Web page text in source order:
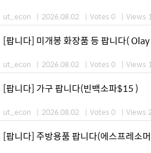
ut_econ | 2026.08.02 | Votes 0 | Views
[팝니다] 미개봉 화장품 등 팝니다(
ut_econ | 2026.08.02 | Votes 0 | Views
[팝니다] 가구 팝니다(빈백소파$15 )
ut_econ | 2026.08.02 | Votes 0 | Views
[팝니다] 주방용품 팝니다(에스프레소